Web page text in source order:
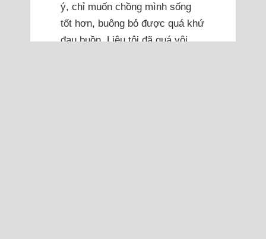
ý, chỉ muốn chồng mình sống
tốt hơn, buông bỏ được quá khứ
đau buồn. Liệu tôi đã quá vội